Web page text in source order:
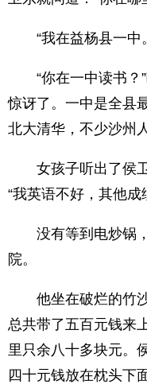
“我在益杨县一中
“你在一中读书？”
惊讶了。一中是全县
北大清华，不少沙州
女孩子听出了侯卫
“我英语不好，其他成
没有等到电炒锅，
院。
他坐在破烂的竹沙
总共带了五百元钱来
里只余八十多块元。
四十元钱放在枕头下